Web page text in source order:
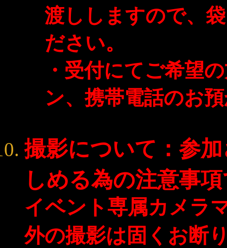
渡ししますので、
ださい。
・受付にてご希望
ン、携帯電話のお
撮影について：参
しめる為の注意事
イベント専属カメラ
外の撮影は固くお断